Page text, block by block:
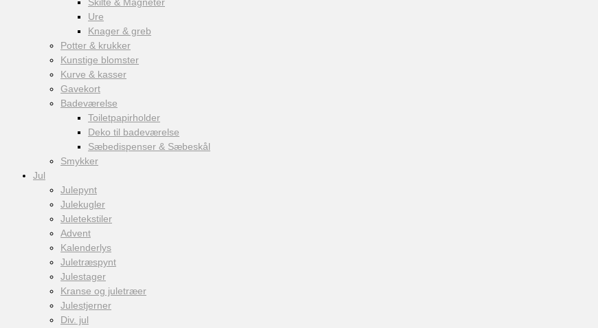
Ure
Knager & greb
Potter & krukker
Kunstige blomster
Kurve & kasser
Gavekort
Badeværelse
Toiletpapirholder
Deko til badeværelse
Sæbedispenser & Sæbeskål
Smykker
Jul
Julepynt
Julekugler
Juletekstiler
Advent
Kalenderlys
Juletræspynt
Julestager
Kranse og juletræer
Julestjerner
Div. jul